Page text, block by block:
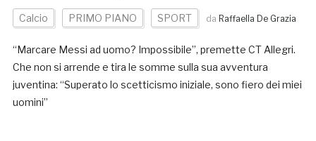
Calcio PRIMO PIANO SPORT da Raffaella De Grazia
“Marcare Messi ad uomo? Impossibile”, premette CT Allegri.
Che non si arrende e tira le somme sulla sua avventura
juventina: “Superato lo scetticismo iniziale, sono fiero dei miei
uomini”